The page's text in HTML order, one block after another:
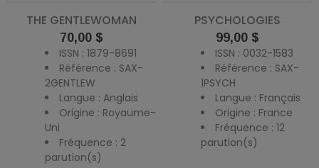
THE GENTLEWOMAN
Prix
70,00 $
ISSN : 1879-8691
Référence : SAX-
2GENTLEW
Langue : Anglais
Origine : Royaume-
Uni
Fréquence : 2
parution(s)
PSYCHOLOGIES
Prix
99,00 $
ISSN : 0032-1583
Référence : SAX-
1PSYCH
Langue : Français
Origine : France
Fréquence : 12
parution(s)